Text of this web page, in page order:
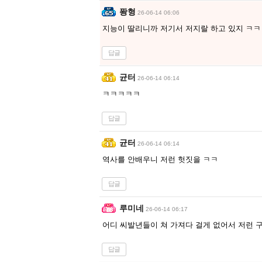
퐝형 26-06-14 06:06
지능이 딸리니까 저기서 저지랄 하고 있지 ㅋㅋ
답글
균터 26-06-14 06:14
ㅋㅋㅋㅋㅋ
답글
균터 26-06-14 06:14
역사를 안배우니 저런 헛짓을 ㅋㅋ
답글
루미네 26-06-14 06:17
어디 씨발년들이 쳐 가져다 걸게 없어서 저런
답글